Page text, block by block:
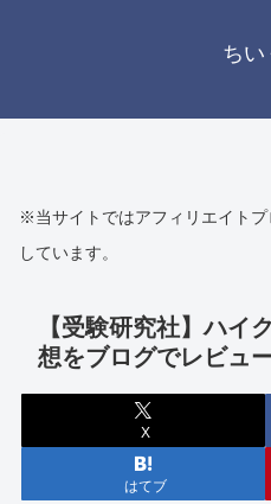
ちい
※当サイトではアフィリエイト
しています。
【受験研究社】ハイ
想をブログでレビュ
X
はてブ